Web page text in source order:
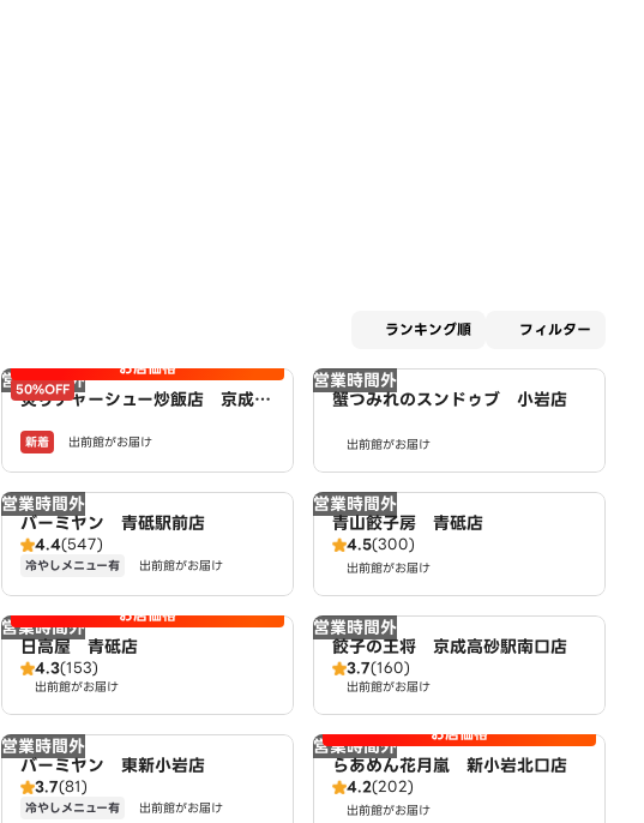
ランキング順 フィルター
営業時間外
50%OFF
お店価格
炙りチャーシュー炒飯店 京成小
ON
新着 出前館がお届け
営業時間外
蟹つみれのスンドゥブ 小岩店
出前館がお届け
営業時間外
バーミヤン 青砥駅前店
4.4(547)
冷やしメニュー有 出前館がお届け
営業時間外
青山餃子房 青砥店
4.5(300)
出前館がお届け
営業時間外 お店価格
日高屋 青砥店
4.3(153)
出前館がお届け
営業時間外
餃子の王将 京成高砂駅南口店
3.7(160)
出前館がお届け
営業時間外
バーミヤン 東新小岩店
3.7(81)
冷やしメニュー有 出前館がお届け
営業時間外 お店価格
らあめん花月嵐 新小岩北口店
4.2(202)
出前館がお届け